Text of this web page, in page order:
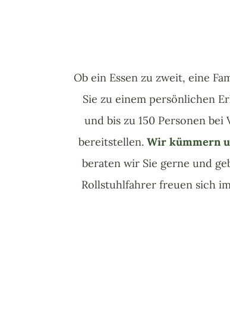
Ob ein Essen zu zweit, eine
Sie zu einem persönlichen
und bis zu 150 Personen
bereitstellen. Wir kümmern
beraten wir Sie gerne und
Rollstuhlfahrer freuen sich